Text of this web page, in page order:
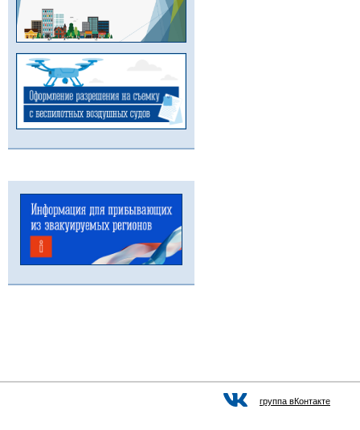
группа вКонтакте